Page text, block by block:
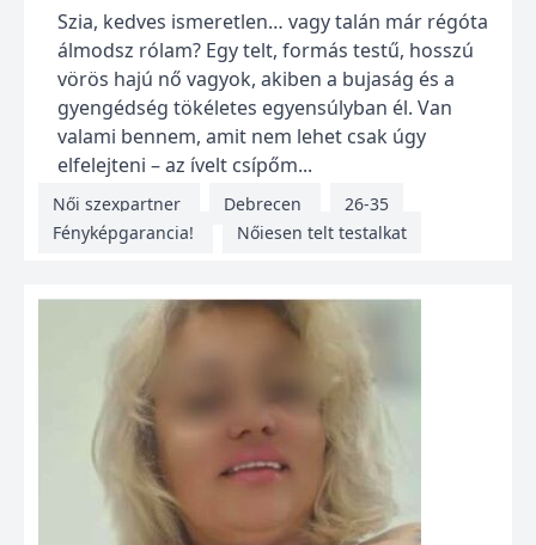
Szia, kedves ismeretlen… vagy talán már régóta
álmodsz rólam? Egy telt, formás testű, hosszú
vörös hajú nő vagyok, akiben a bujaság és a
gyengédség tökéletes egyensúlyban él. Van
valami bennem, amit nem lehet csak úgy
elfelejteni – az ívelt csípőm...
Női szexpartner Debrecen
26-35
Fényképgarancia!
Nőiesen telt testalkat